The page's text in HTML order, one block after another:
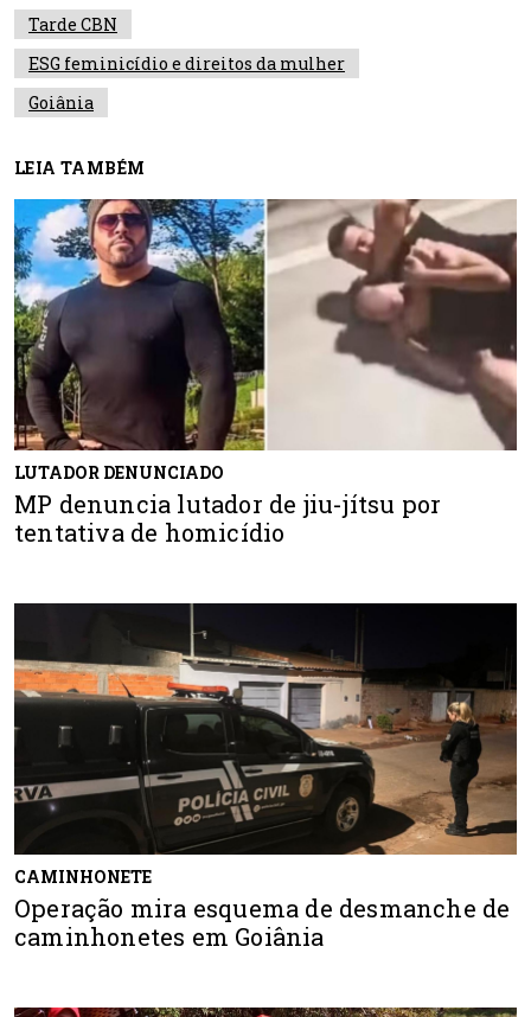
Tarde CBN
ESG feminicídio e direitos da mulher
Goiânia
LEIA TAMBÉM
LUTADOR DENUNCIADO
MP denuncia lutador de jiu-jítsu por
tentativa de homicídio
CAMINHONETE
Operação mira esquema de desmanche de
caminhonetes em Goiânia